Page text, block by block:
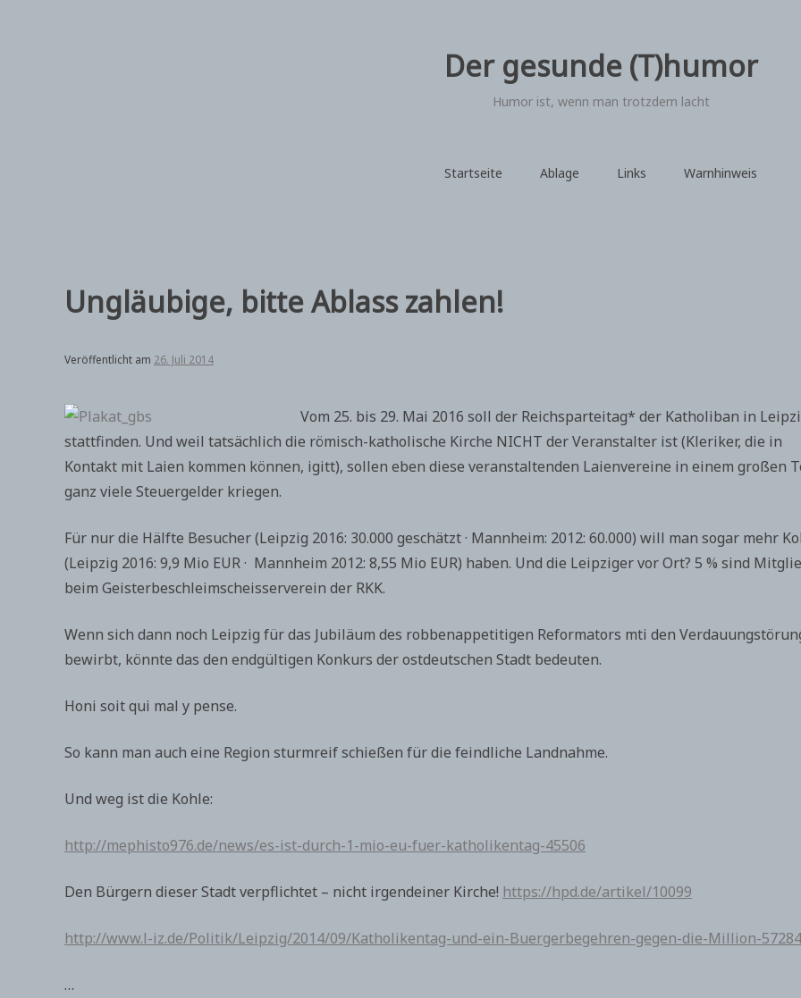
Der gesunde (T)humor
Humor ist, wenn man trotzdem lacht
Startseite Ablage Links Warnhinweis
Ungläubige, bitte Ablass zahlen!
Veröffentlicht am 26. Juli 2014
Vom 25. bis 29. Mai 2016 soll der Reichsparteitag* der Katholiban in
stattfinden. Und weil tatsächlich die römisch-katholische Kirche NICHT der Veranstalter ist (Kleriker, die in
Kontakt mit Laien kommen können, igitt), sollen eben diese veranstaltenden Laienvereine in einem großen
ganz viele Steuergelder kriegen.
Für nur die Hälfte Besucher (Leipzig 2016: 30.000 geschätzt · Mannheim: 2012: 60.000) will man sogar mehr
(Leipzig 2016: 9,9 Mio EUR · Mannheim 2012: 8,55 Mio EUR) haben. Und die Leipziger vor Ort? 5 % sind
beim Geisterbeschleimscheisserverein der RKK.
Wenn sich dann noch Leipzig für das Jubiläum des robbenappetitigen Reformators mti den
bewirbt, könnte das den endgültigen Konkurs der ostdeutschen Stadt bedeuten.
Honi soit qui mal y pense.
So kann man auch eine Region sturmreif schießen für die feindliche Landnahme.
Und weg ist die Kohle:
http://mephisto976.de/news/es-ist-durch-1-mio-eu-fuer-katholikentag-45506
Den Bürgern dieser Stadt verpflichtet – nicht irgendeiner Kirche! https://hpd.de/artikel/10099
http://www.l-iz.de/Politik/Leipzig/2014/09/Katholikentag-und-ein-Buergerbegehren-gegen-die-Million-
…